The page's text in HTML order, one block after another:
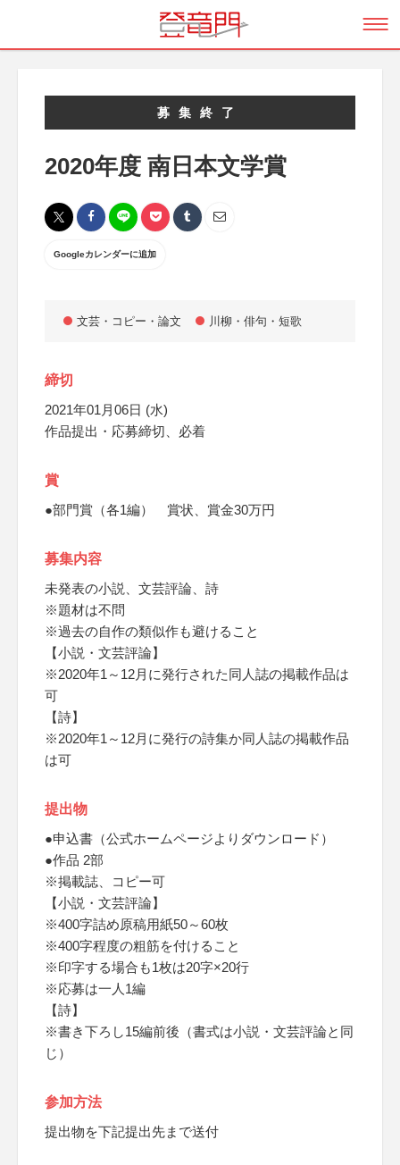
募集終了
2020年度 南日本文学賞
Googleカレンダーに追加
文芸・コピー・論文 川柳・俳句・短歌
締切
2021年01月06日 (水)
作品提出・応募締切、必着
賞
●部門賞（各1編） 賞状、賞金30万円
募集内容
未発表の小説、文芸評論、詩
※題材は不問
※過去の自作の類似作も避けること
【小説・文芸評論】
※2020年1～12月に発行された同人誌の掲載作品は
可
【詩】
※2020年1～12月に発行の詩集か同人誌の掲載作品
は可
提出物
●申込書（公式ホームページよりダウンロード）
●作品 2部
※掲載誌、コピー可
【小説・文芸評論】
※400字詰め原稿用紙50～60枚
※400字程度の粗筋を付けること
※印字する場合も1枚は20字×20行
※応募は一人1編
【詩】
※書き下ろし15編前後（書式は小説・文芸評論と同
じ）
参加方法
提出物を下記提出先まで送付